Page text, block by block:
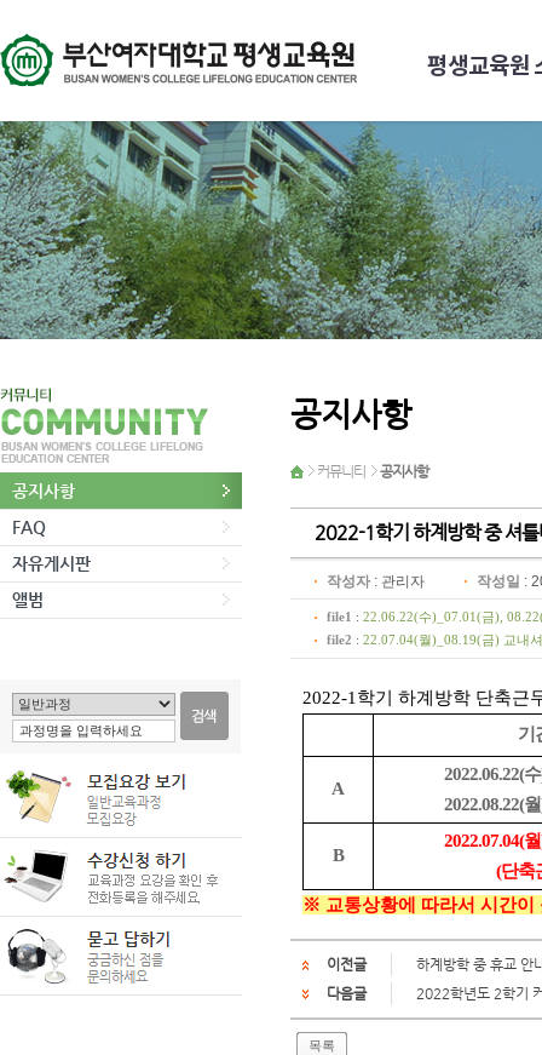
평생교육원
공지사항
FAQ
자유게시판
앨범
공지사항
커뮤니티 공지사항
2022-1학기 하계방학 중 셔
작성자 : 관리자 작성일 :
file1 : 22.06.22(수)_07.01(금),
file2 : 22.07.04(월)_08.19(금) 교내
2022-1학기 하계방학 단축근
기
A
2022.06.22(
2022.08.22(
B
2022.07.04(
(단축
※ 교통상황에 따라서 시간이
이전글
하계방학 중 휴교 안
다음글
2022학년도 2학기
목록